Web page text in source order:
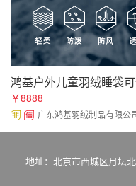
￥8888
广东鸿基羽绒制品有限公
地址：北京市西城区月坛